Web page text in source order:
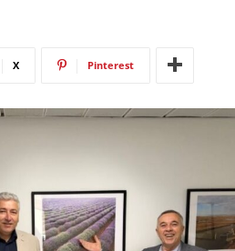
X Pinterest